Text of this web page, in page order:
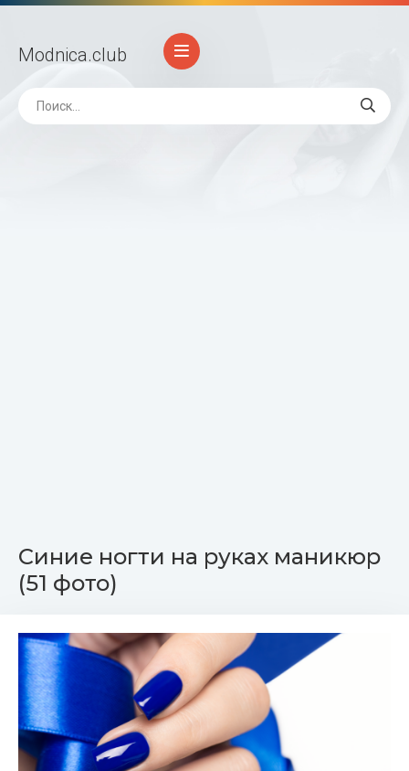
Modnica.club
Синие ногти на руках маникюр
(51 фото)